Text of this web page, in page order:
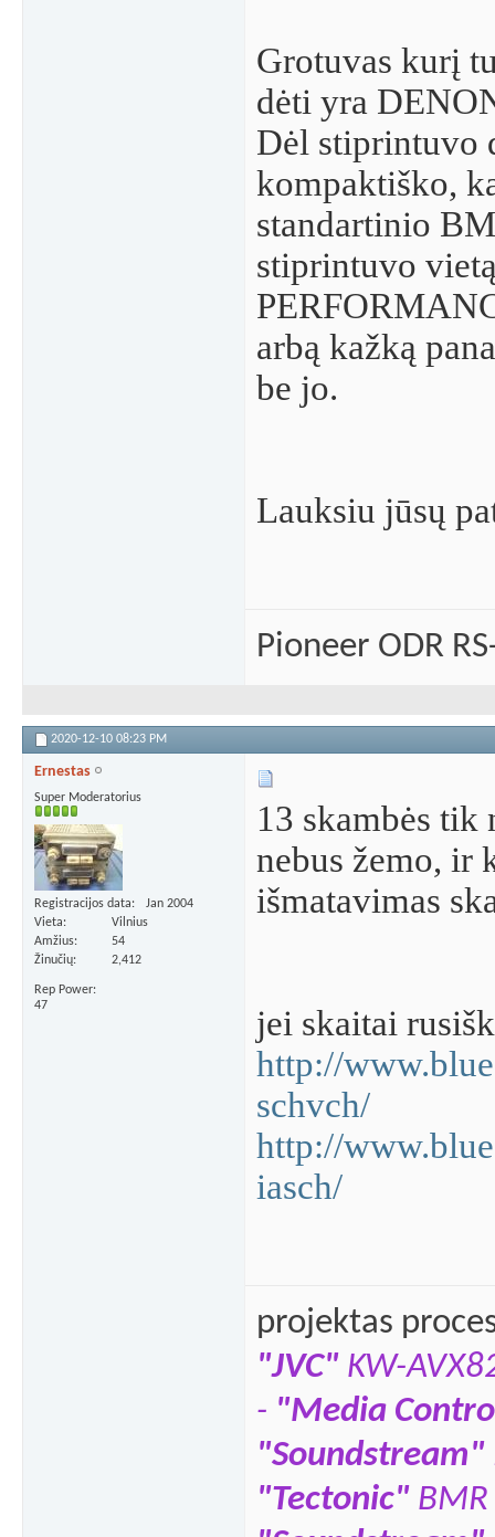
Grotuvas kurį
dėti yra
Dėl stiprintuvo
kompaktiško,
standartinio
stiprintuvo
arbą kažką
be jo.
Lauksiu jūsų
Pioneer ODR
2020-12-10 08:23 PM
Ernestas
Super Moderatorius
Registracijos data
Jan 2004
Vieta
Vilnius
Amžius
54
Žinučių
2,412
Rep Power
47
13 skambės tik
nebus žemo, ir
išmatavimas
jei skaitai
http://
schvch/
http://
iasch/
projektas
"JVC" KW-
- "Media
"Soundstream"
"Tectonic"